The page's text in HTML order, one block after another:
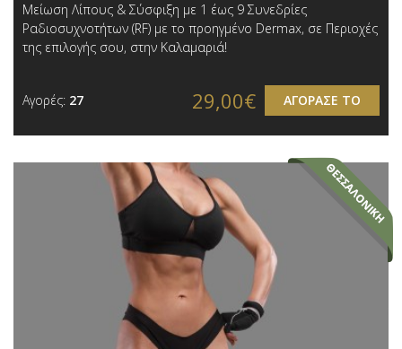
Μείωση Λίπους & Σύσφιξη με 1 έως 9 Συνεδρίες
Ραδιοσυχνοτήτων (RF) με το προηγμένο Dermax, σε Περιοχές
της επιλογής σου, στην Καλαμαριά!
Αγορές: 27 ΑΓΟΡΑΣΕ ΤΟ
29,00€